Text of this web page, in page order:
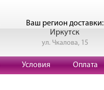
Ваш регион доставки:
Иркутск
ул. Чкалова, 15
Условия Оплата